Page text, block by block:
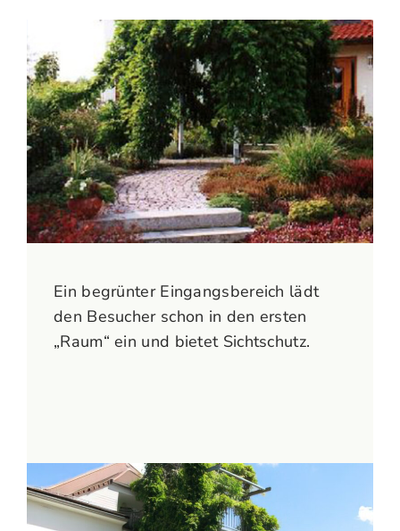
Ein begrünter Eingangsbereich lädt
den Besucher schon in den ersten
„Raum“ ein und bietet Sichtschutz.